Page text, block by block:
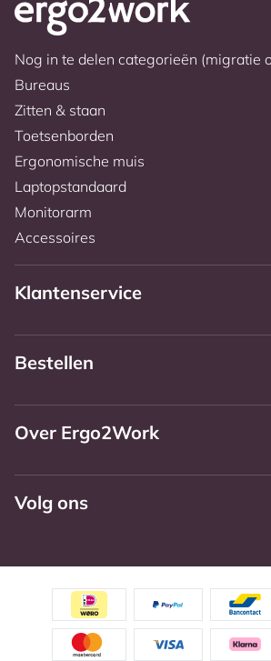
Nog in te delen categorieën (migratie
Bureaus
Zitten & staan
Toetsenborden
Ergonomische muis
Laptopstandaard
Monitorarm
Accessoires
Klantenservice
Bestellen
Over Ergo2Work
Volg ons